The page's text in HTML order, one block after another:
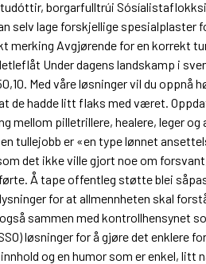
borgarfulltrúi
selv lage forskjellige spesialplaster
merking Avgjørende for en korrekt
Under dagens landskamp i
Med våre løsninger vil du oppnå
de hadde litt flaks med været.
mel­lom pil­letrillere, heal­ere, leg­er
tullejobb er «en type lønnet
det ikke ville gjort noe om
Å tape offentleg støtte blei
for at allmennheten skal
sammen med kontrollhensynet
løsninger for å gjøre det enklere
og en humor som er enkel, litt